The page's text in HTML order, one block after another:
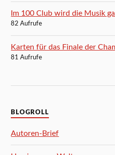
Im 100 Club wird die Musik
82 Aufrufe
Karten für das Finale der
81 Aufrufe
BLOGROLL
Autoren-Brief